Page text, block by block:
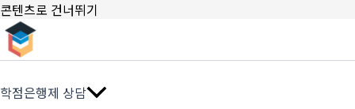
콘텐츠로 건너뛰기
학점은행제 상담